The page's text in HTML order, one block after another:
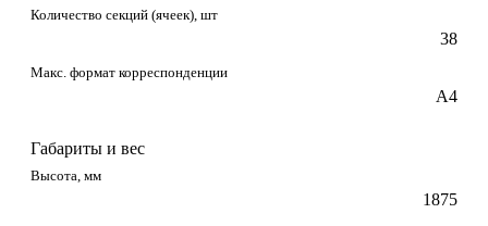
Количество секций (ячеек), шт
38
Макс. формат корреспонденции
А4
Габариты и вес
Высота, мм
1875